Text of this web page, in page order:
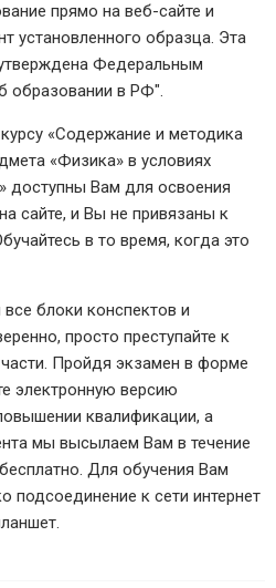
прямо на веб-сайте и
установленного образца. Эта
Федеральным
образовании в РФ".
«Содержание и методика
«Физика» в условиях
доступны Вам для освоения
сайте, и Вы не привязаны к
в то время, когда это
блоки конспектов и
просто преступайте к
Пройдя экзамен в форме
электронную версию
квалификации, а
мы высылаем Вам в течение
Для обучения Вам
подсоединение к сети интернет